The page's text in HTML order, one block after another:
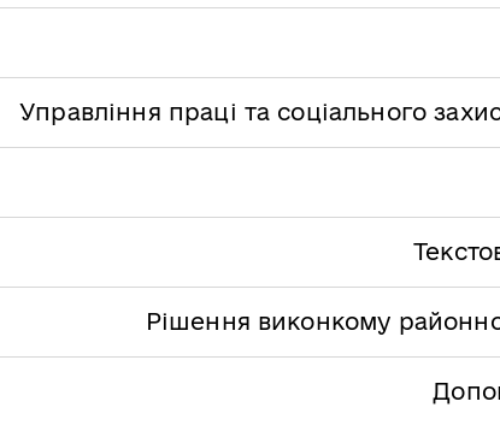
Управління праці та соціального
Рішення виконкому